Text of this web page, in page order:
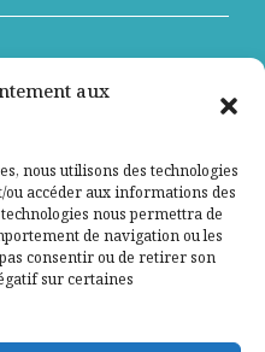
aux
nous utilisons des technologies
ou accéder aux informations des
nous permettra de
de navigation ou les
consentir ou de retirer son
sur certaines